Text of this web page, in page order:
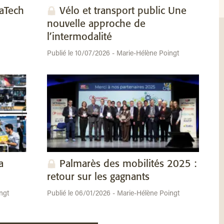
Vélo et transport public Une
nouvelle approche de
l’intermodalité
Publié le 10/07/2026 - Marie-Hélène Poingt
Palmarès des mobilités 2025 :
retour sur les gagnants
Publié le 06/01/2026 - Marie-Hélène Poingt